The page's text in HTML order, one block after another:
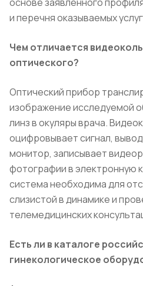
и перечня оказываемых
Чем отличается
оптического?
Оптический прибор
изображение исследуемой
линз в окуляры врача.
оцифровывает сигнал,
монитор, записывает
фотографии в электронную
система необходима для
слизистой в динамике и
телемедицинских
Есть ли в каталоге
гинекологическое